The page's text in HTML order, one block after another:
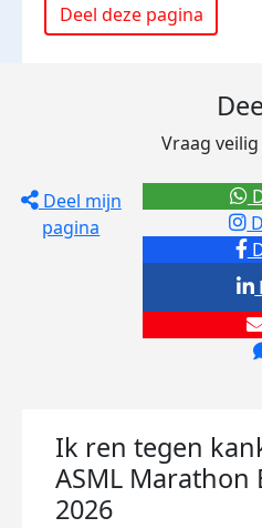
Deel deze pagina
Deel mijn
pagina
Vraag
Ik ren tegen
ASML Marathon
2026